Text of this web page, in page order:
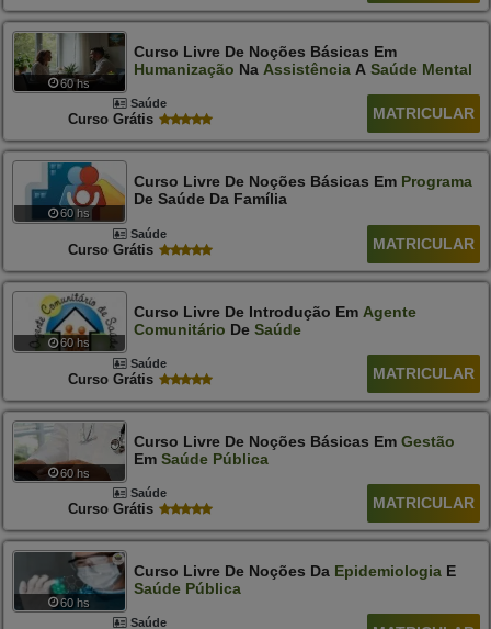
60 hs
Curso Livre De Noções Básicas Em
Humanização Na AssistênciaA Saúde Mental
Saúde
Curso Grátis MATRICULAR
60 hs
Curso Livre De Noções Básicas Em Programa
De Saúde Da Família
Saúde
Curso Grátis MATRICULAR
60 hs
Curso Livre De Introdução Em Agente
Comunitário De Saúde
Saúde
Curso Grátis MATRICULAR
60 hs
Curso Livre De Noções Básicas Em Gestão
Em Saúde Pública
Saúde
Curso Grátis MATRICULAR
60 hs
Curso Livre De Noções Da EpidemiologiaE
Saúde Pública
Saúde